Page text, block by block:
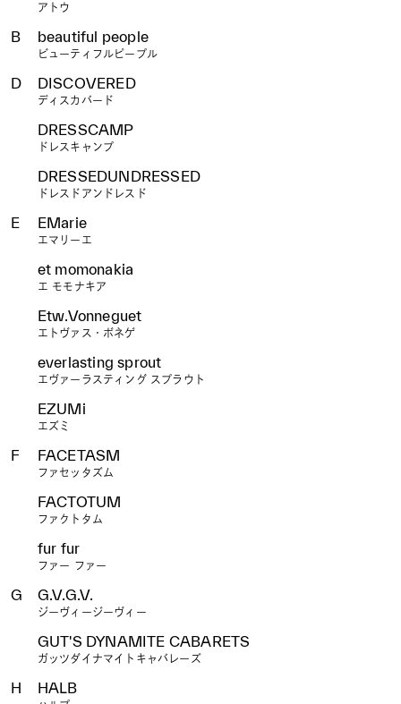
アトウ
B beautiful people
ビューティフルピープル
D DISCOVERED
ディスカバード
DRESSCAMP
ドレスキャンプ
DRESSEDUNDRESSED
ドレスドアンドレスド
E EMarie
エマリーエ
et momonakia
エ モモナキア
Etw.Vonneguet
エトヴァス・ボネゲ
everlasting sprout
エヴァーラスティング スプラウト
EZUMi
エズミ
F FACETASM
ファセッタズム
FACTOTUM
ファクトタム
fur fur
ファー ファー
G G.V.G.V.
ジーヴィージーヴィー
GUT'S DYNAMITE CABARETS
ガッツダイナマイトキャバレーズ
H HALB